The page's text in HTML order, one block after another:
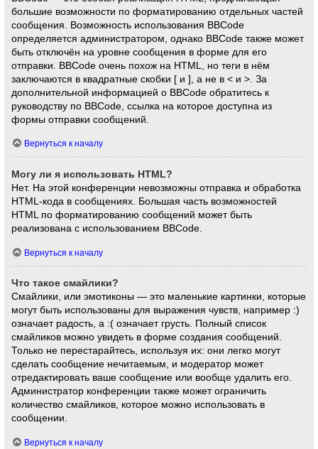
большие возможности по форматированию отдельных частей
сообщения. Возможность использования BBCode
определяется администратором, однако BBCode также может
быть отключён на уровне сообщения в форме для его
отправки. BBCode очень похож на HTML, но теги в нём
заключаются в квадратные скобки [ и ], а не в < и >. За
дополнительной информацией о BBCode обратитесь к
руководству по BBCode, ссылка на которое доступна из
формы отправки сообщений.
Вернуться к началу
Могу ли я использовать HTML?
Нет. На этой конференции невозможны отправка и обработка
HTML-кода в сообщениях. Большая часть возможностей
HTML по форматированию сообщений может быть
реализована с использованием BBCode.
Вернуться к началу
Что такое смайлики?
Смайлики, или эмотиконы — это маленькие картинки, которые
могут быть использованы для выражения чувств, например :)
означает радость, а :( означает грусть. Полный список
смайликов можно увидеть в форме создания сообщений.
Только не перестарайтесь, используя их: они легко могут
сделать сообщение нечитаемым, и модератор может
отредактировать ваше сообщение или вообще удалить его.
Администратор конференции также может ограничить
количество смайликов, которое можно использовать в
сообщении.
Вернуться к началу